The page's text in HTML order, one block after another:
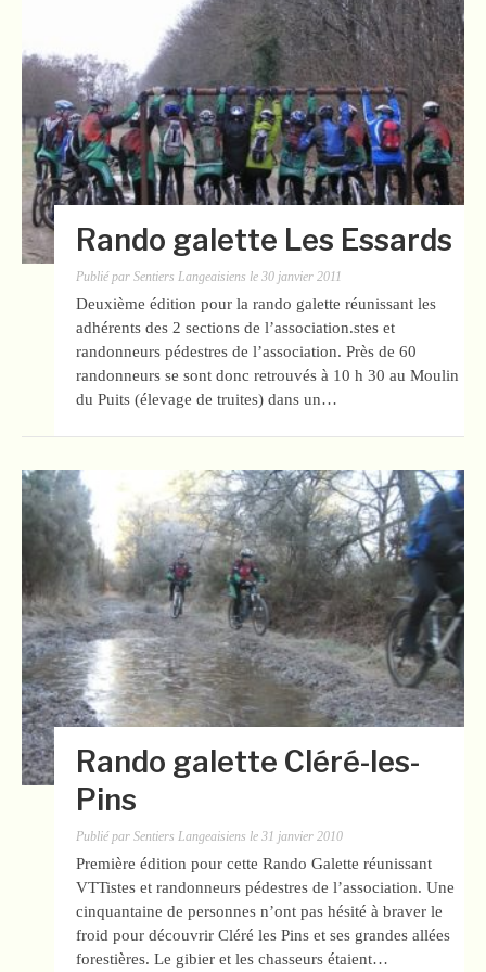
Rando galette Les Essards
Publié par Sentiers Langeaisiens le 30 janvier 2011
Deuxième édition pour la rando galette réunissant les
adhérents des 2 sections de l’association.stes et
randonneurs pédestres de l’association. Près de 60
randonneurs se sont donc retrouvés à 10 h 30 au Moulin
du Puits (élevage de truites) dans un…
Rando galette Cléré-les-
Pins
Publié par Sentiers Langeaisiens le 31 janvier 2010
Première édition pour cette Rando Galette réunissant
VTTistes et randonneurs pédestres de l’association. Une
cinquantaine de personnes n’ont pas hésité à braver le
froid pour découvrir Cléré les Pins et ses grandes allées
forestières. Le gibier et les chasseurs étaient…